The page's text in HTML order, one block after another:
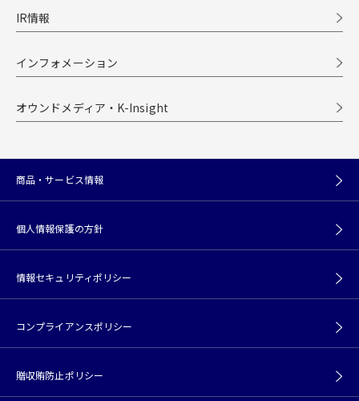
IR情報
インフォメーション
オウンドメディア・K-Insight
商品・サービス情報
個人情報保護の方針
情報セキュリティポリシー
コンプライアンスポリシー
贈収賄防止ポリシー